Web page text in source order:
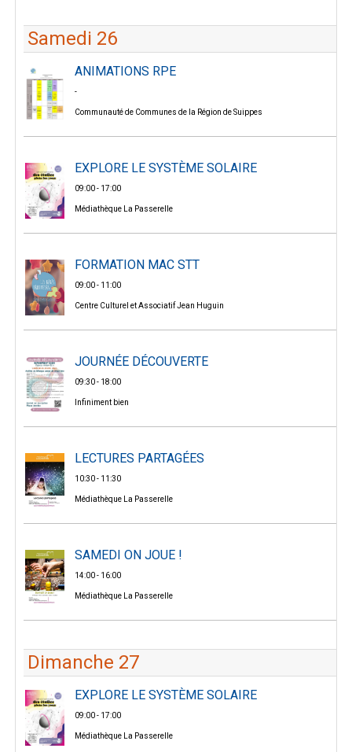
Samedi 26
ANIMATIONS RPE
-
Communauté de Communes de la Région de Suippes
EXPLORE LE SYSTÈME SOLAIRE
09:00 - 17:00
Médiathèque La Passerelle
FORMATION MAC STT
09:00 - 11:00
Centre Culturel et Associatif Jean Huguin
JOURNÉE DÉCOUVERTE
09:30 - 18:00
Infiniment bien
LECTURES PARTAGÉES
10:30 - 11:30
Médiathèque La Passerelle
SAMEDI ON JOUE !
14:00 - 16:00
Médiathèque La Passerelle
Dimanche 27
EXPLORE LE SYSTÈME SOLAIRE
09:00 - 17:00
Médiathèque La Passerelle